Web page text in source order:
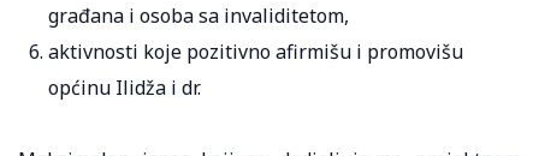
građana i osoba sa invaliditetom,
aktivnosti koje pozitivno afirmišu i promovišu
općinu Ilidža i dr.